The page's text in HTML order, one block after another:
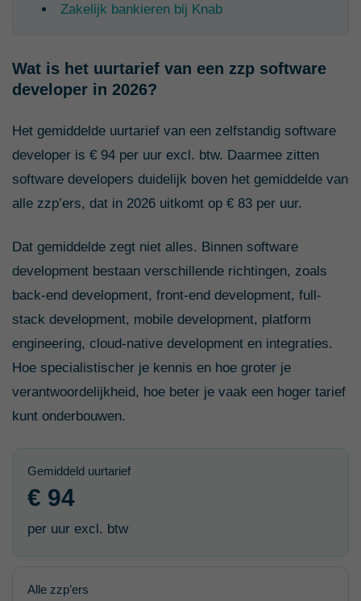
Zakelijk bankieren bij Knab
Wat is het uurtarief van een zzp software
developer in 2026?
Het gemiddelde uurtarief van een zelfstandig software
developer is € 94 per uur excl. btw. Daarmee zitten
software developers duidelijk boven het gemiddelde van
alle zzp’ers, dat in 2026 uitkomt op € 83 per uur.
Dat gemiddelde zegt niet alles. Binnen software
development bestaan verschillende richtingen, zoals
back-end development, front-end development, full-
stack development, mobile development, platform
engineering, cloud-native development en integraties.
Hoe specialistischer je kennis en hoe groter je
verantwoordelijkheid, hoe beter je vaak een hoger tarief
kunt onderbouwen.
Gemiddeld uurtarief
€ 94
per uur excl. btw
Alle zzp’ers